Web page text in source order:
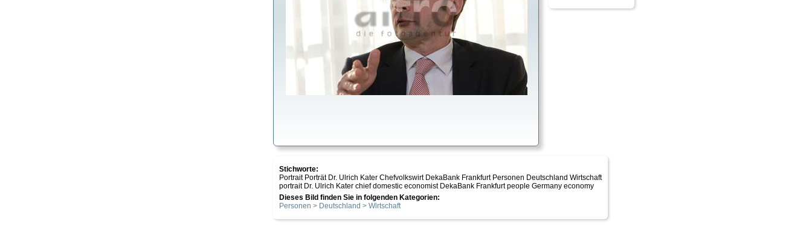
Stichworte:
Portrait Porträt Dr. Ulrich Kater Chefvolkswirt DekaBank Frankfurt Personen Deutschland Wirtschaft
portrait Dr. Ulrich Kater chief domestic economist DekaBank Frankfurt people Germany economy
Dieses Bild finden Sie in folgenden Kategorien:
Personen > Deutschland > Wirtschaft